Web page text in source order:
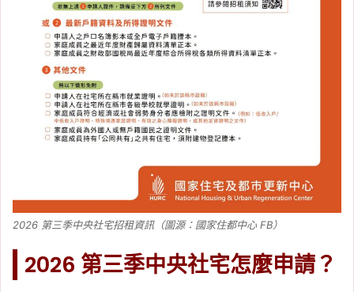
2026 第三季中央社宅招租資訊（圖源：國家住都中心 FB）
2026 第三季中央社宅怎麼申請？